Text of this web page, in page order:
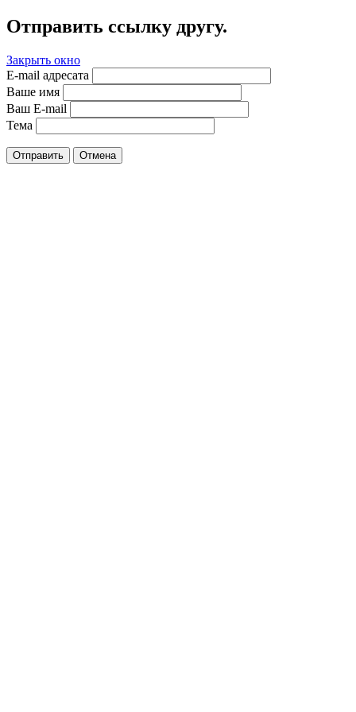
Отправить ссылку другу.
Закрыть окно
E-mail адресата
Ваше имя
Ваш E-mail
Тема
Отправить Отмена